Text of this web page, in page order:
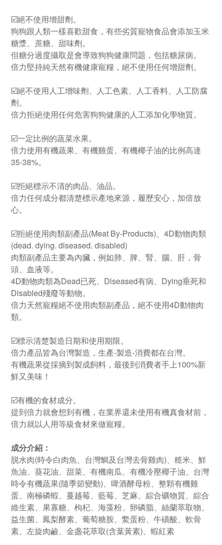
☑️絕不使用增甜劑。
狗狗跟人類一樣喜歡甜食，有些劣質寵物食品會添加玉米
糖漿、蔗糖、甜味劑。
但糖分過度攝取是會導致狗狗健康問題，包括糖尿病。
倍力堅持純天然有機健康寵糧，絕不使用任何增甜劑。
☑️絕不使用人工增味劑、人工色素、人工香料、人工防腐
劑。
倍力拒絕使用任何危害狗狗健康的人工添加化學物質。
☑️一定比例的蔬菜水果。
倍力使用有機蔬果、有機雞蛋、有機椰子油的比例高達
35-38%。
☑️拒絕標示不清的肉品、油品。
倍力任何成分都清楚標示產地來源，履歷安心，加倍放
心。
☑️拒絕使用肉類副產品(Meat By-Products)、4D動物肉類
(dead. dying. diseased. disabled)
肉類副產品主要為內臟，例如肺、脾、腎、腦、肝，骨
頭、血液等。
4D動物肉類為Dead已死、Diseased有病、Dying垂死和
Disabled殘廢等動物。
倍力天然寵糧絕不使用肉類副產品，絕不使用4D動物肉
類。
​☑️標示清楚製造日期和使用期限。
倍力產品皆為台灣製造，生產-製造-消費都在台灣。
有機蔬果從採摘到製成飼料，最後到消費者手上100%新
鮮又美味！
​☑️有機的食材成分。
提到倍力就會想到有機，在業界還未使用有機真食材前，
倍力就以人用等級食材來做寵糧。
成分介紹：
脱水肉(時令白肉魚、台灣鯛及台灣去骨雞肉)、糙米、鮮
魚油、葵花油、甜菜、有機南瓜、有機冷壓椰子油、台灣
時令有機蔬果(隨季節變動)、啤酒酵母粉、整顆有機雞
蛋、南極磷蝦、蔓越莓、藍莓、芝麻、綜合礦物質、綜合
維生素、果寡糖、枸杞、海藻粉、卵磷脂、絲蘭萃取物、
益生菌、鳳梨酵素、葡萄糖胺、鱉蛋粉、牛磺酸、軟骨
素、左旋肉鹼、金盏花萃取(含葉黃素)、蝦紅素